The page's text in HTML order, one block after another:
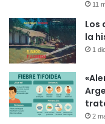
11
Los
la
1
2